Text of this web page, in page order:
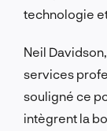
technologie
Neil
services
souligné ce
intègrent la